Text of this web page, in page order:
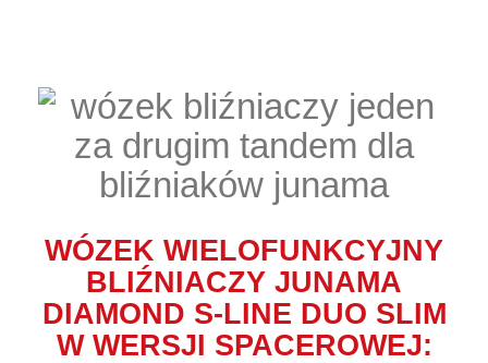
WÓZEK WIELOFUNKCYJNY
BLIŹNIACZY JUNAMA
DIAMOND S-LINE DUO SLIM
W WERSJI SPACEROWEJ: